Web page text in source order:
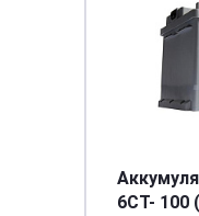
6CT- 100